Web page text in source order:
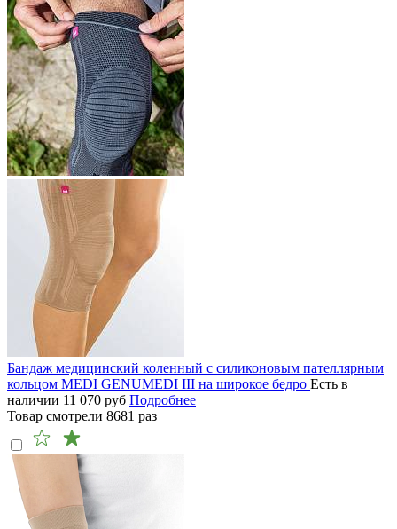
Бандаж медицинский коленный с силиконовым пателлярным
кольцом MEDI GENUMEDI III на широкое бедро Есть в
наличии 11 070 руб Подробнее
Товар смотрели 8681 раз